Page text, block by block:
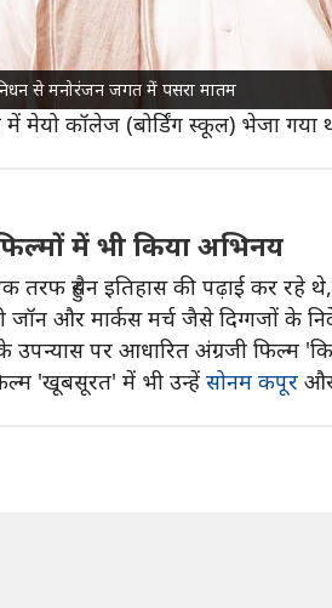
से मनोरंजन जगत में पसरा मातम
1957 को लखनऊके एक अवधी परिवार
दिल्ली में बस गया था, जब वह
मेयो कॉलेज (बोर्डिंग स्कूल) भेजा गया
में भी किया अभिनय
तरफ हुसैन इतिहास की पढ़ाई कर रहे
जॉन और मार्कस मर्च जैसे दिग्गजों के
उपन्यास पर आधारित अंग्रजी फिल्म
'खूबसूरत' में भी उन्हें सोनम कपूर